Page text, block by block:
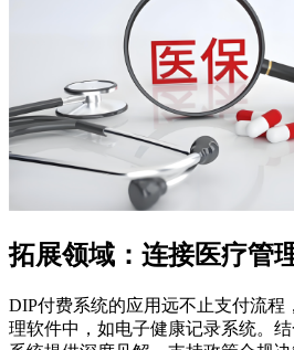
拓展领域：连接医疗管
DIP付费系统的应用远不止支付流程
理软件中，如电子健康记录系统。